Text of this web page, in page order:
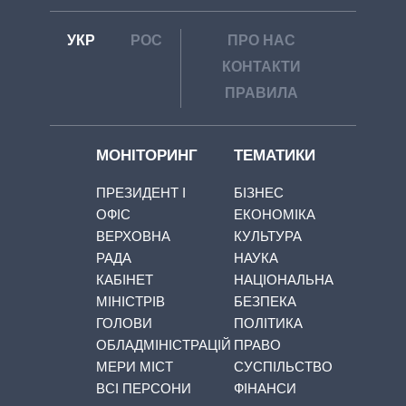
УКР РОС
ПРО НАС
КОНТАКТИ
ПРАВИЛА
МОНІТОРИНГ
ПРЕЗИДЕНТ І
ОФІС
ВЕРХОВНА
РАДА
КАБІНЕТ
МІНІСТРІВ
ГОЛОВИ
ОБЛАДМІНІСТРАЦІЙ
МЕРИ МІСТ
ВСІ ПЕРСОНИ
ТЕМАТИКИ
БІЗНЕС
ЕКОНОМІКА
КУЛЬТУРА
НАУКА
НАЦІОНАЛЬНА
БЕЗПЕКА
ПОЛІТИКА
ПРАВО
СУСПІЛЬСТВО
ФІНАНСИ